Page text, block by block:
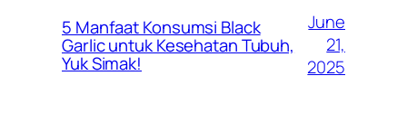
5 Manfaat Konsumsi Black
Garlic untuk Kesehatan Tubuh,
Yuk Simak!
June
21,
2025